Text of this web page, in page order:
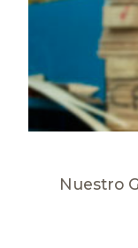
Nuestro